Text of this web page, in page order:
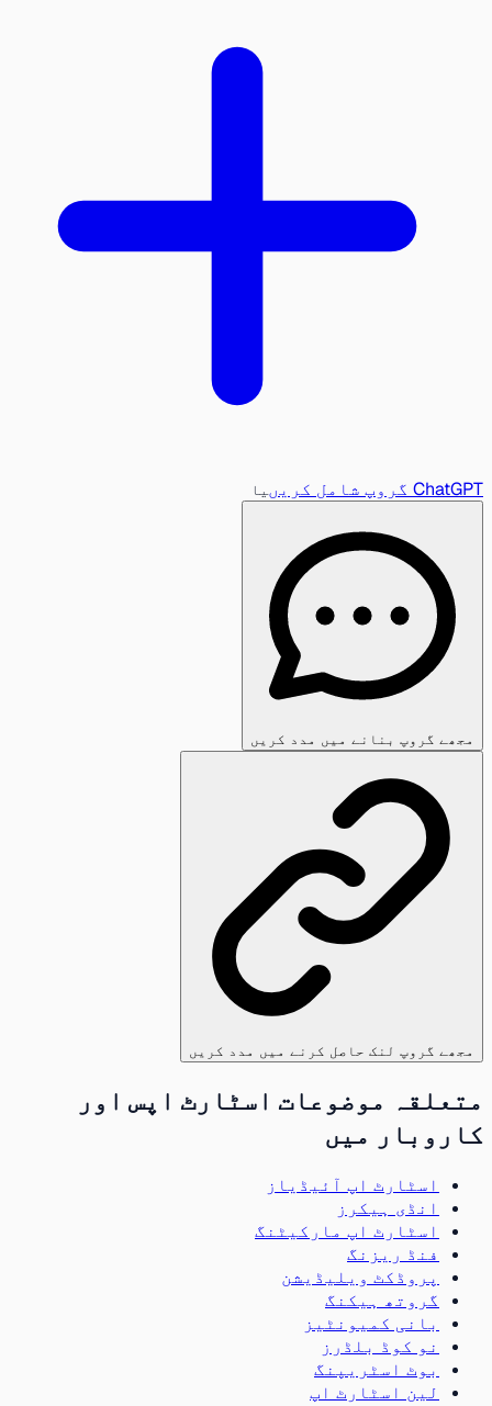
ChatGPT گروپ شامل کریں یا
مجھے گروپ بنانے میں مدد کریں
مجھے گروپ لنک حاصل کرنے میں مدد کریں
متعلقہ موضوعات اسٹارٹ اپس اور
کاروبار میں
اسٹارٹ اپ آئیڈیاز
انڈی ہیکرز
اسٹارٹ اپ مارکیٹنگ
فنڈ ریزنگ
پروڈکٹ ویلیڈیشن
گروتھ ہیکنگ
بانی کمیونٹیز
نو کوڈ بلڈرز
بوٹ اسٹریپنگ
لین اسٹارٹ اپ